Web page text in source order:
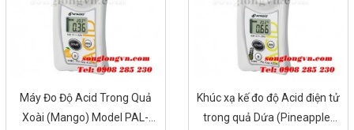
Máy Đo Độ Acid Trong Quả
Xoài (Mango) Model PAL-
Khúc xạ kế đo độ Acid điện tử
trong quả Dứa (Pineapple)